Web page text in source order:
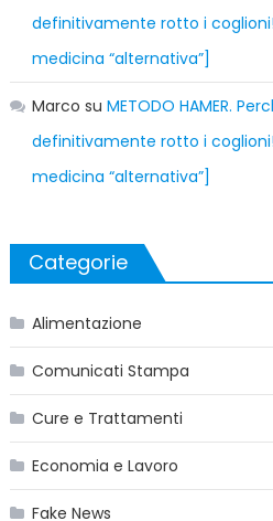
definitivamente rotto i
medicina “alternativa”]
Marco su METODO HAMER.
definitivamente rotto i
medicina “alternativa”]
Categorie
Alimentazione
Comunicati Stampa
Cure e Trattamenti
Economia e Lavoro
Fake News